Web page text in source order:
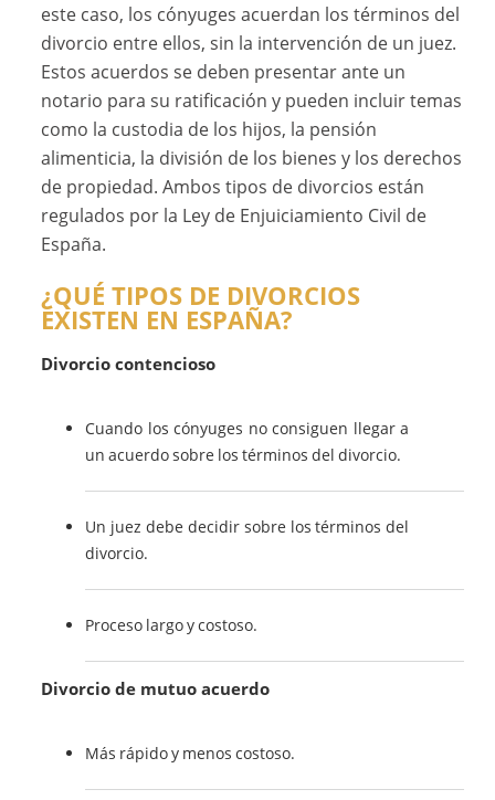
este caso, los cónyuges acuerdan los términos del
divorcio entre ellos, sin la intervención de un juez.
Estos acuerdos se deben presentar ante un
notario para su ratificación y pueden incluir temas
como la custodia de los hijos, la pensión
alimenticia, la división de los bienes y los derechos
de propiedad. Ambos tipos de divorcios están
regulados por la Ley de Enjuiciamiento Civil de
España.
¿QUÉ TIPOS DE DIVORCIOS
EXISTEN EN ESPAÑA?
Divorcio contencioso
Cuando los cónyuges no consiguen llegar a
un acuerdo sobre los términos del divorcio.
Un juez debe decidir sobre los términos del
divorcio.
Proceso largo y costoso.
Divorcio de mutuo acuerdo
Más rápido y menos costoso.